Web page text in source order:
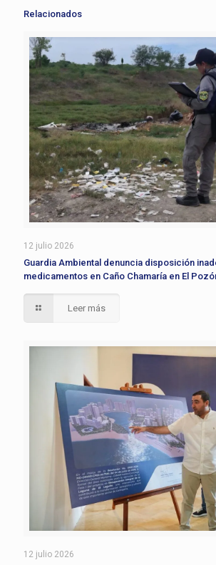
Relacionados
12 julio 2026
Guardia Ambiental denuncia disposición
medicamentos en Caño Chamaría en El
Leer más
12 julio 2026